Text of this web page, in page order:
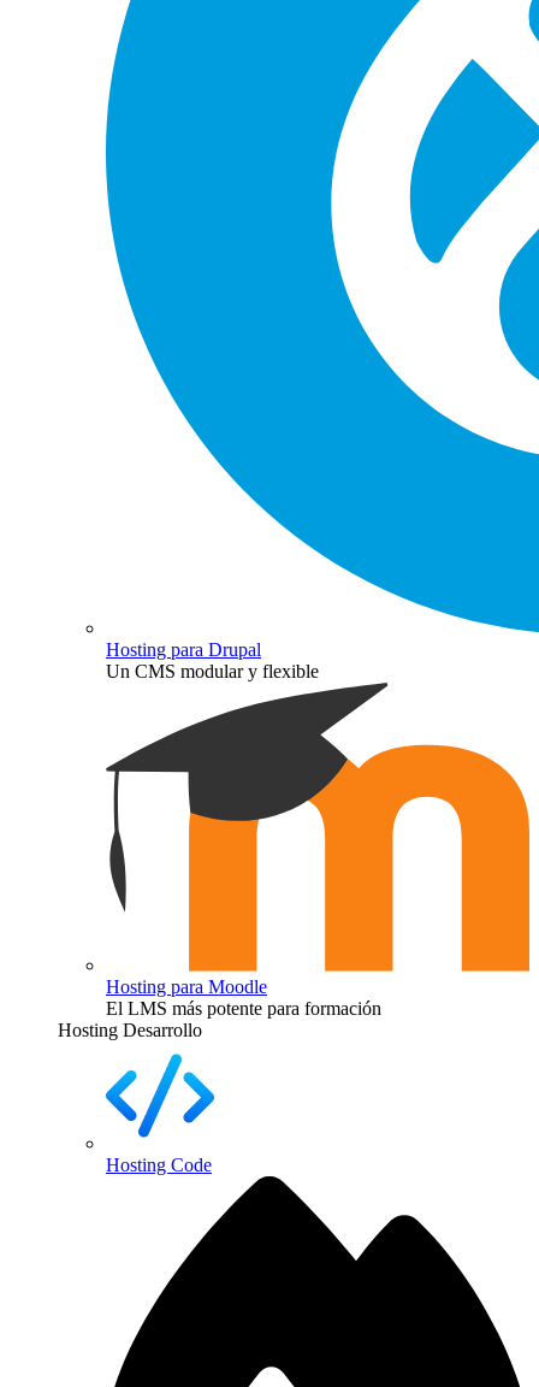
Hosting para Drupal
Un CMS modular y flexible
Hosting para Moodle
El LMS más potente para formación
Hosting Desarrollo
Hosting Code